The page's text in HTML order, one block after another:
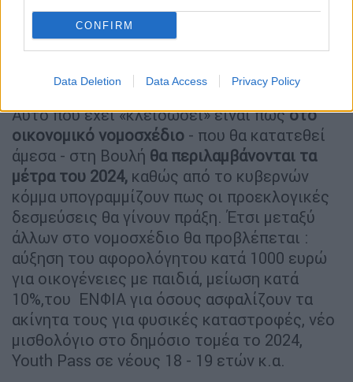
CONFIRM
Data Deletion Data Access Privacy Policy
σύμφωνα με πληροφορίες εξετάζεται μια
έκτακτη ενίσχυση σε ευάλωτα νοικοκυριά
τέλος του χρόνου).
Αυτό που έχει «κλειδώσει» είναι πως στο
οικονομικό νομοσχέδιο - που θα κατατεθεί
άμεσα - στη Βουλή θα περιλαμβάνονται τα
μέτρα του 2024, καθώς από το κυβερνών
κόμμα υπογραμμίζουν πως οι προεκλογικές
δεσμεύσεις θα γίνουν πράξη. Έτσι μεταξύ
άλλων στο νομοσχέδιο θα προβλέπεται :
αύξηση του αφορολόγητου κατά 1000 ευρώ
για οικογένειες με παιδιά, μείωση κατά
10%,του ΕΝΦΙΑ για όσους ασφαλίζουν τα
ακίνητα τους για φυσικές καταστροφές, νέο
μισθολόγιο στο δημόσιο τομέα το 2024,
Youth Pass σε νέους 18 - 19 ετών κ.α.